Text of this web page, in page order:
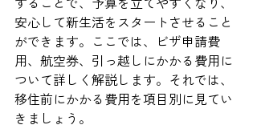
安心して新生活をスタートさせること
ができます。ここでは、ビザ申請費
用、航空券、引っ越しにかかる費用に
ついて詳しく解説します。それでは、
移住前にかかる費用を項目別に見てい
きましょう。